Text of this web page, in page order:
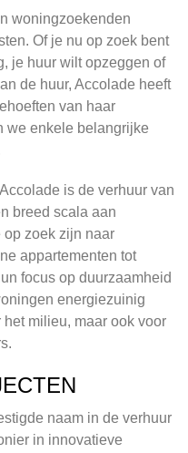
woningzoekenden
Of je nu op zoek bent
je huur wilt opzeggen of
de huur, Accolade heeft
van haar
we enkele belangrijke
is de verhuur van
breed scala aan
zoek zijn naar
appartementen tot
focus op duurzaamheid
energiezuinig
milieu, maar ook voor
naam in de verhuur
in innovatieve